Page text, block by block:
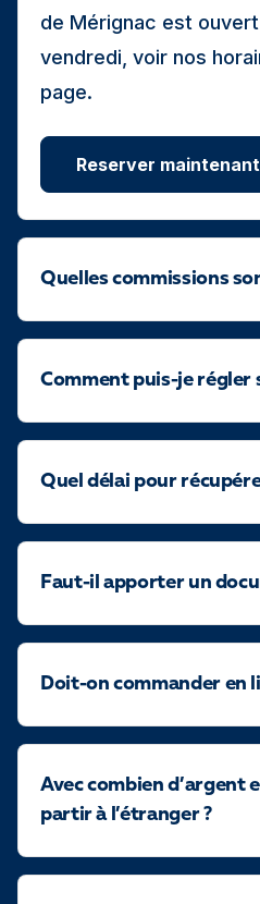
de Mérignac est ouvert
vendredi, voir nos
page.
Reserver maintenant
Quelles commissions
Comment puis-je régler
Quel délai pour
Faut-il apporter un
Doit-on commander en
Avec combien d’argent
partir à l’étranger ?